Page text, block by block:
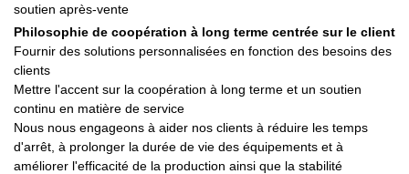
soutien après-vente
Philosophie de coopération à long terme centrée sur le client
Fournir des solutions personnalisées en fonction des besoins des
clients
Mettre l'accent sur la coopération à long terme et un soutien
continu en matière de service
Nous nous engageons à aider nos clients à réduire les temps
d'arrêt, à prolonger la durée de vie des équipements et à
améliorer l'efficacité de la production ainsi que la stabilité